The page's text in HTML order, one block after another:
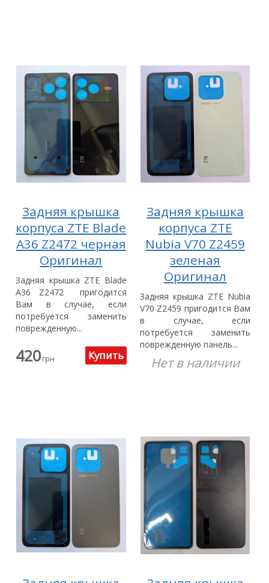
Задняя крышка
корпуса ZTE Blade
A36 Z2472 черная
Оригинал
Задняя крышка ZTE Blade
A36 Z2472 пригодится
Вам в случае, если
потребуется заменить
поврежденную...
420грн
Задняя крышка
корпуса ZTE
Nubia V70 Z2459
зеленая
Оригинал
Задняя крышка ZTE Nubia
V70 Z2459 пригодится Вам
в случае, если
потребуется заменить
поврежденную панель...
Нет в наличии